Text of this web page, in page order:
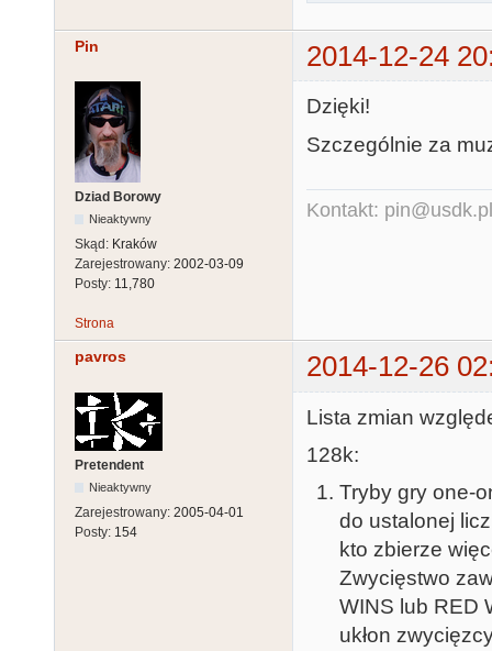
Pin 2014-12-24
Dziad Borowy
Nieaktywny
Skąd: Kraków
Zarejestrowany: 2002-03-09
Posty: 11,780
Dzięki!
Szczególnie za
Kontakt: pin@usdk.pl
Strona
pavros 2014-12-26
Pretendent
Nieaktywny
Zarejestrowany: 2005-04-01
Posty: 154
Lista zmian
128k:
Tryby gry one-
do ustalonej
kto zbierze
Zwycięstwo
WINS lub RED
ukłon